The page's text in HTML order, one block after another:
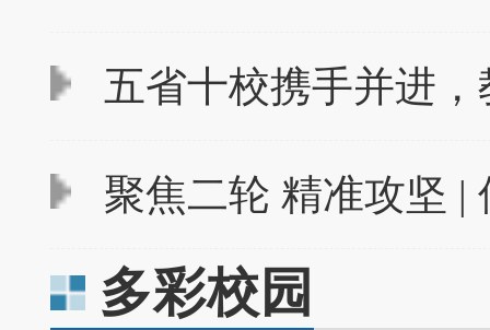
五省十校携手并进，
聚焦二轮 精准攻坚 |
多彩校园